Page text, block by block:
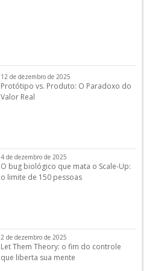
12 de dezembro de 2025
Protótipo vs. Produto: O Paradoxo do
Valor Real
4 de dezembro de 2025
O bug biológico que mata o Scale-Up:
o limite de 150 pessoas
2 de dezembro de 2025
Let Them Theory: o fim do controle
que liberta sua mente